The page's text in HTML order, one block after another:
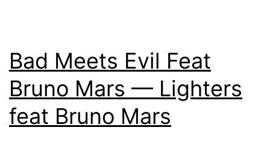
Bad Meets Evil Feat
Bruno Mars — Lighters
feat Bruno Mars